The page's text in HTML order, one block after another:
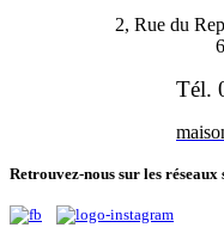
2, Rue du
Tél.
Retrouvez-nous sur les réseaux